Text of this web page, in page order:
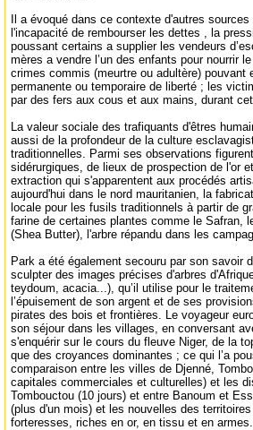
Il a évoqué dans ce contexte d'autres
l'incapacité de rembourser les dettes , la
poussant certains a supplier les vendeurs
mères a vendre l’un des enfants pour nourrir
crimes commis (meurtre ou adultère) pouvant
permanente ou temporaire de liberté ; les
par des fers aux cous et aux mains, durant
La valeur sociale des trafiquants d'êtres
aussi de la profondeur de la culture
traditionnelles. Parmi ses observations
sidérurgiques, de lieux de prospection de l'or
extraction qui s'apparentent aux procédés
aujourd'hui dans le nord mauritanien, la
locale pour les fusils traditionnels à partir de
farine de certaines plantes comme le Safran,
(Shea Butter), l'arbre répandu dans les
Park a été également secouru par son savoir
sculpter des images précises d'arbres
teydoum, acacia...), qu’il utilise pour le
l’épuisement de son argent et de ses
pirates des bois et frontières. Le voyageur
son séjour dans les villages, en conversant
s'enquérir sur le cours du fleuve Niger, de la
que des croyances dominantes ; ce qui l’a
comparaison entre les villes de Djenné,
capitales commerciales et culturelles) et les
Tombouctou (10 jours) et entre Banoum et
(plus d'un mois) et les nouvelles des
forteresses, riches en or, en tissu et en armes.